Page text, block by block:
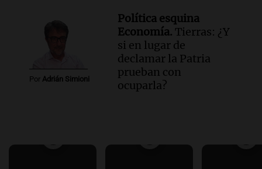
Por Adrián Simioni
Política esquina
Economía. Tierras: ¿Y
si en lugar de
declamar la Patria
prueban con
ocuparla?